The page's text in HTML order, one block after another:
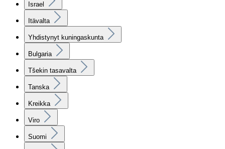
Israel
Itävalta
Yhdistynyt kuningaskunta
Bulgaria
Tšekin tasavalta
Tanska
Kreikka
Viro
Suomi